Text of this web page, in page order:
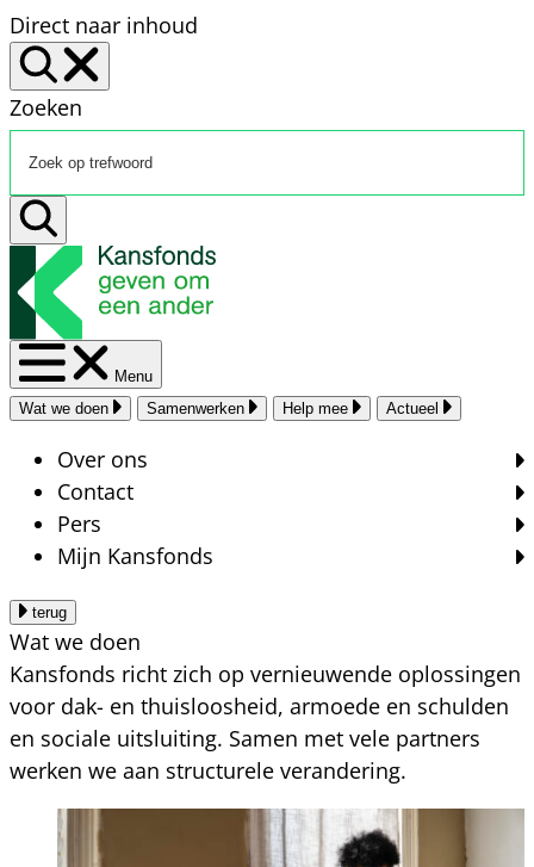
Direct naar inhoud
Zoeken
Menu
Wat we doen
Samenwerken Help mee Actueel
Over ons
Contact
Pers
Mijn Kansfonds
terug
Wat we doen
Kansfonds richt zich op vernieuwende oplossingen
voor dak- en thuisloosheid, armoede en schulden
en sociale uitsluiting. Samen met vele partners
werken we aan structurele verandering.